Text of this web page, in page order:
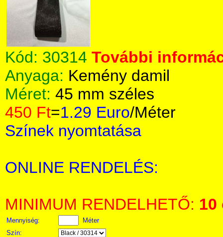
Kód: 30314 További
Anyaga: Kemény damil
Méret: 45 mm széles
450 Ft=1.29 Euro/Méter
Színek nyomtatása
ONLINE RENDELÉS:
MINIMUM RENDELHETŐ: 10
Mennyiség:
Méter
Szín: